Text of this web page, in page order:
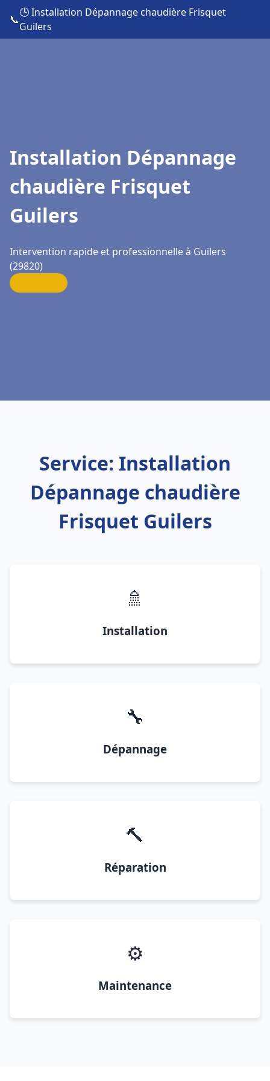
📞
🕒 Installation Dépannage chaudière Frisquet
Guilers
Installation Dépannage
chaudière Frisquet
Guilers
Intervention rapide et professionnelle à Guilers
(29820)
Service: Installation
Dépannage chaudière
Frisquet Guilers
🚿
Installation
🔧
Dépannage
🔨
Réparation
⚙️
Maintenance